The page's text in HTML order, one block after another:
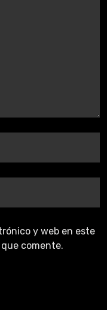
y web en este
comente.